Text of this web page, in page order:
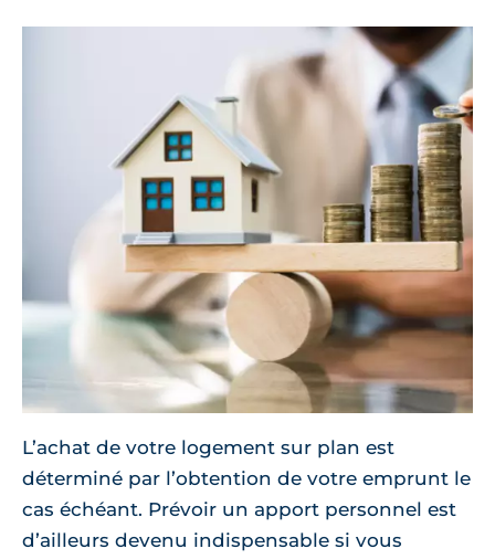
L’achat de votre logement sur plan est
déterminé par l’obtention de votre emprunt le
cas échéant. Prévoir un apport personnel est
d’ailleurs devenu indispensable si vous